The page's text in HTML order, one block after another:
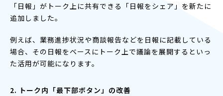
「日報」がトーク上に共有できる「日報をシェア」を新たに
追加しました。
例えば、業務進捗状況や商談報告などを日報に記載している
場合、その日報をベースにトーク上で議論を展開するといっ
た活用が可能になります。
2. トーク内「最下部ボタン」の改善